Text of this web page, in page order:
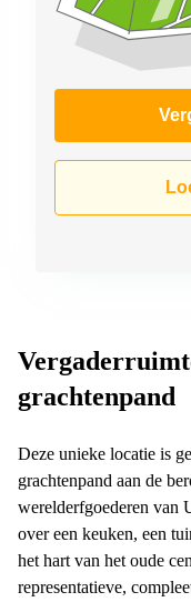
Bedrijfsruimte
Huren in
grachtenpand
Deze unieke locatie is
grachtenpand aan de
werelderfgoederen van
over een keuken, een
het hart van het oude
representatieve,